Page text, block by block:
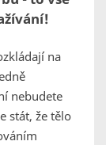
na
nebudete
stát, že tělo